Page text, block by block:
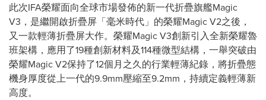
此次IFA榮耀面向全球市場發佈的新一代折疊旗艦Magic
V3，是繼開啟折疊屏「毫米時代」的榮耀Magic V2之後，
又一款輕薄折疊屏大作。榮耀Magic V3創新引入全新榮耀魯
班架構，應用了19種創新材料及114種微型結構，一舉突破由
榮耀Magic V2保持了12個月之久的行業輕薄紀錄，將折疊態
機身厚度從上一代的9.9mm壓縮至9.2mm，持續定義輕薄新
高度。